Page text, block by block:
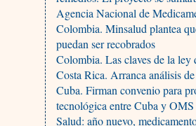
Agencia Nacional de
Colombia. Minsalud plantea
puedan ser recobrados
Colombia. Las claves de la ley
Costa Rica. Arranca análisis
Cuba. Firman convenio para
tecnológica entre Cuba y OMS
Salud: año nuevo,